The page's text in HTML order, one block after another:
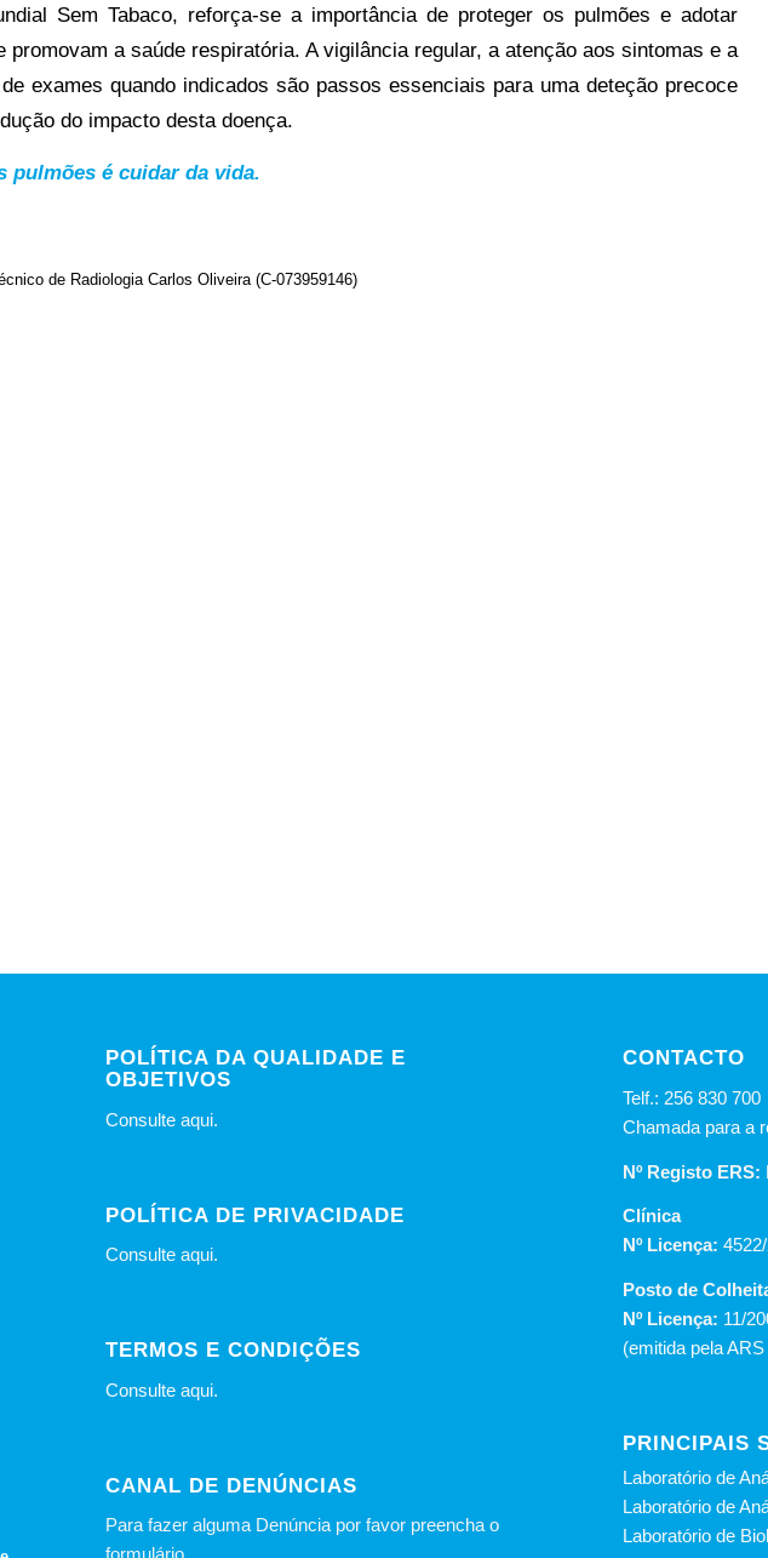
Sem Tabaco, reforça-se a importância de proteger os pulmões e adotar
promovam a saúde respiratória. A vigilância regular, a atenção aos sintomas e a
exames quando indicados são passos essenciais para uma deteção precoce
do impacto desta doença.
pulmões é cuidar da vida.
de Radiologia Carlos Oliveira (C-073959146)
POLÍTICA DA QUALIDADE E
OBJETIVOS
Consulte aqui.
POLÍTICA DE PRIVACIDADE
Consulte aqui.
TERMOS E CONDIÇÕES
Consulte aqui.
CANAL DE DENÚNCIAS
Para fazer alguma Denúncia por favor preencha o
CONTACTO
Telf.: 256 830 700
Chamada para a
Nº Registo ERS:
Clínica
Nº Licença:
Posto de
Nº Licença: 11/
(emitida pela
PRINCIPAIS
Laboratório de
Laboratório de
Laboratório de